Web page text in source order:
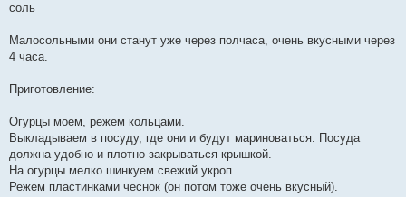
соль
Малосольными они станут уже через полчаса, очень вкусными через
4 часа.
Приготовление:
Огурцы моем, режем кольцами.
Выкладываем в посуду, где они и будут мариноваться. Посуда
должна удобно и плотно закрываться крышкой.
На огурцы мелко шинкуем свежий укроп.
Режем пластинками чеснок (он потом тоже очень вкусный).